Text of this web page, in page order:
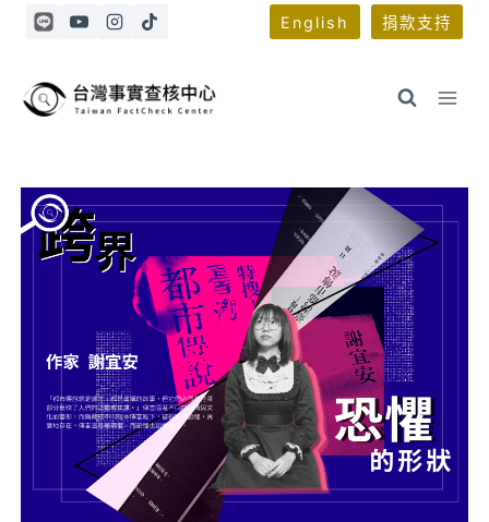
Skip
English 捐款支持